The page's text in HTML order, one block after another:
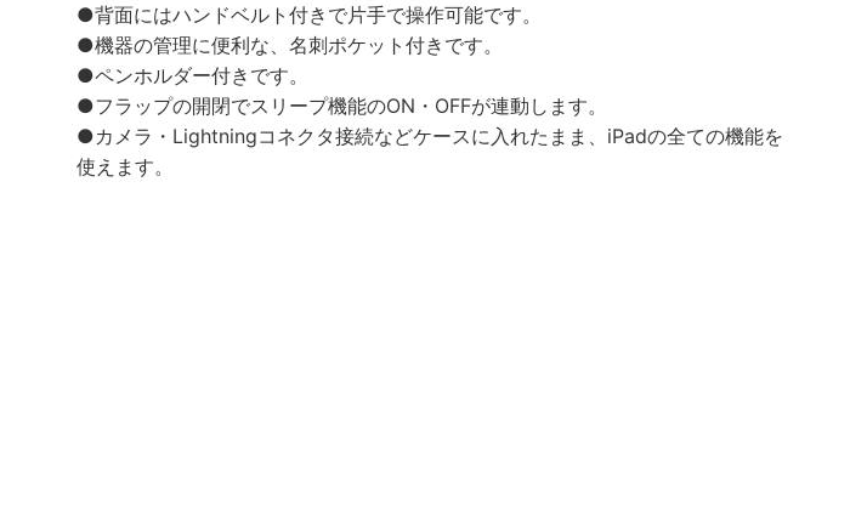
●背面にはハンドベルト付きで片手で操作可能です。
●機器の管理に便利な、名刺ポケット付きです。
●ペンホルダー付きです。
●フラップの開閉でスリープ機能のON・OFFが連動します。
●カメラ・Lightningコネクタ接続などケースに入れたまま、iPadの全ての機能を
使えます。